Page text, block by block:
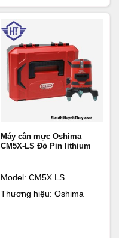
Máy cân mực Oshima
CM5X-LS Đỏ Pin lithium
Model: CM5X LS
Thương hiệu: Oshima